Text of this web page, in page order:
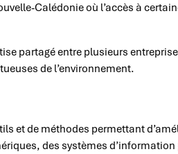
Calédonie où l’accès à
partagé entre plusieurs
de l’environnement.
et de méthodes permettant
des systèmes